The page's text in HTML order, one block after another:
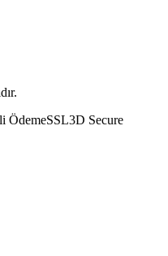
ÖdemeSSL3D Secure